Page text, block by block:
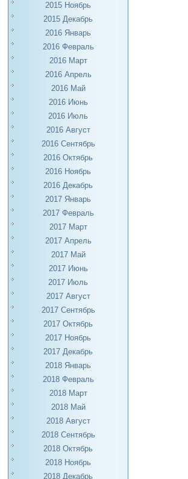
2015 Ноябрь
2015 Декабрь
2016 Январь
2016 Февраль
2016 Март
2016 Апрель
2016 Май
2016 Июнь
2016 Июль
2016 Август
2016 Сентябрь
2016 Октябрь
2016 Ноябрь
2016 Декабрь
2017 Январь
2017 Февраль
2017 Март
2017 Апрель
2017 Май
2017 Июнь
2017 Июль
2017 Август
2017 Сентябрь
2017 Октябрь
2017 Ноябрь
2017 Декабрь
2018 Январь
2018 Февраль
2018 Март
2018 Май
2018 Август
2018 Сентябрь
2018 Октябрь
2018 Ноябрь
2018 Декабрь